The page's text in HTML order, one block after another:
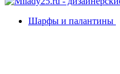
Шарфы и палантины